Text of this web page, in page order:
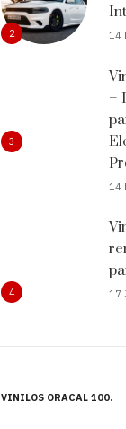
2 14
3
–
14
4 17
VINILOS ORACAL 100